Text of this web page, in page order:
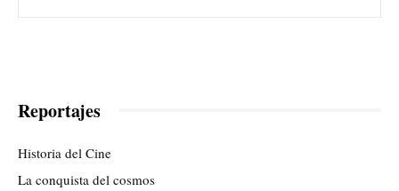
Reportajes
Historia del Cine
La conquista del cosmos